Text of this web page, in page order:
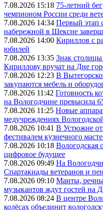
7.08.2026 15:18 75-летний
чемпионом России среди
7.08.2026 14:34 Первый этап
набережной в Шексне
7.08.2026 14:00 Кириллов с
юбилей
7.08.2026 13:35 Знак
Кириллову вручат на Дне
7.08.2026 12:23 В
закупаются мебель и
7.08.2026 11:42 Готовность
на Вологодчине превысила
7.08.2026 11:25 Новые
медучреждениях
7.08.2026 10:41 В Устюжне
фестивалем кузнечного
7.08.2026 10:18 Вологодская
цифровое будущее
7.08.2026 09:49 На
Спартакиады ветеранов и
7.08.2026 09:10 Манты,
музыкантов ждут гостей на
7.08.2026 08:24 В центре
колёсах объединит